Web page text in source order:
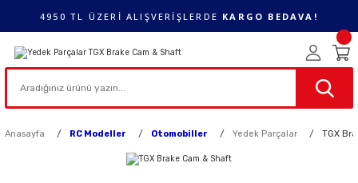
4950 TL ÜZERİ ALIŞVERİŞLERDE KARGO BEDAVA!
Anasayfa RC Modeller Otomobiller Yedek Parçalar TGX